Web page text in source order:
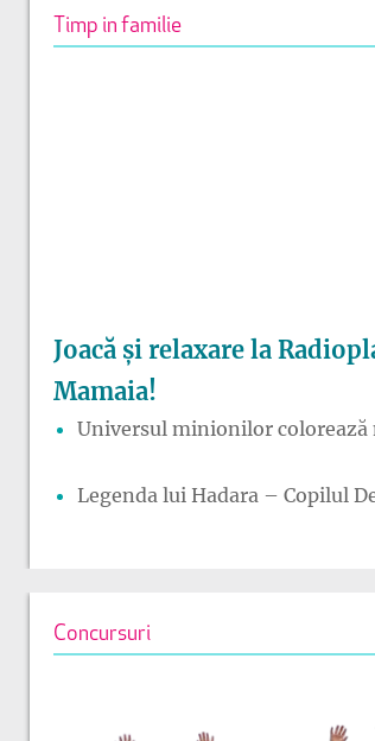
Timp in familie
Joacă și relaxare la
Mamaia!
Universul minionilor colorează
Legenda lui Hadara – Copilul
Concursuri